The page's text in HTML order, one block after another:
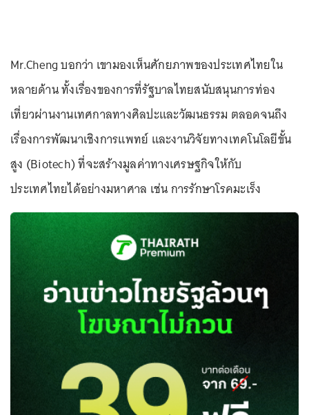
Mr.Cheng บอกว่า เขามองเห็นศักยภาพของประเทศไทยใน
หลายด้าน ทั้งเรื่องของการที่รัฐบาลไทยสนับสนุนการท่อง
เที่ยวผ่านงานเทศกาลทางศิลปะและวัฒนธรรม ตลอดจนถึง
เรื่องการพัฒนาเชิงการแพทย์ และงานวิจัยทางเทคโนโลยีขั้น
สูง (Biotech) ที่จะสร้างมูลค่าทางเศรษฐกิจให้กับ
ประเทศไทยได้อย่างมหาศาล เช่น การรักษาโรคมะเร็ง